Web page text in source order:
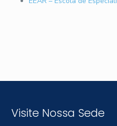
Visite Nossa Sede